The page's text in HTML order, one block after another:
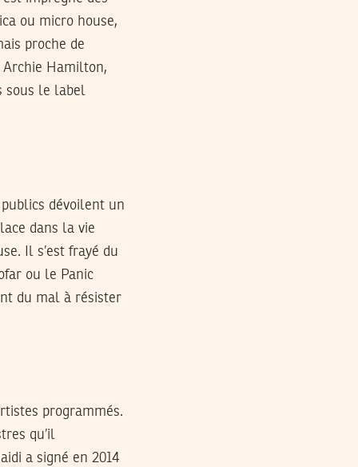
ou micro house,
proche de
Archie Hamilton,
sous le label
dévoilent un
dans la vie
Il s’est frayé du
ou le Panic
du mal à résister
programmés.
qu’il
a signé en 2014